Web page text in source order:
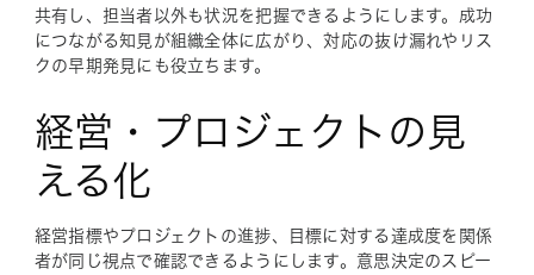
共有し、担当者以外も状況を把握できるようにします。成功
につながる知見が組織全体に広がり、対応の抜け漏れやリス
クの早期発見にも役立ちます。
経営・プロジェクトの見
える化
経営指標やプロジェクトの進捗、目標に対する達成度を関係
者が同じ視点で確認できるようにします。意思決定のスピー